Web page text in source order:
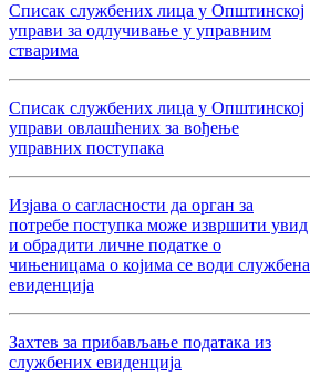
Списак службених лица у Општинској
управи за одлучивање у управним
стварима
Списак службених лица у Општинској
управи овлашћених за вођење
управних поступака
Изјава о сагласности да орган за
потребе поступка може извршити увид
и обрадити личне податке о
чињеницама о којима се води службена
евиденција
Захтев за прибављање података из
службених евиденција